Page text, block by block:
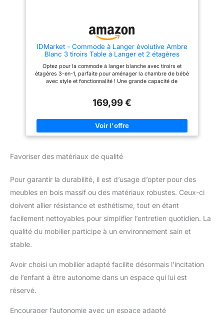
IDMarket - Commode à Langer évolutive Ambre
Blanc 3 tiroirs Table à Langer et 2 étagères
Optez pour la commode à langer blanche avec tiroirs et
étagères 3-en-1, parfaite pour aménager la chambre de bébé
avec style et fonctionnalité ! Une grande capacité de
sécurisée et durable, cette commode à langer garantit une
ergonomique, son design évolutif permet de la conserver
comme meuble de rangement pour plusieurs années !
Dimensions globales : L. 80 x l. 72 x H. 95 cm - Dimensions de
169,99 €
Favoriser des matériaux de qualité
Pour garantir la durabilité, il est d’usage d’opter pour des
meubles en bois massif ou des matériaux robustes. Ceux-ci
doivent allier résistance et esthétisme, tout en étant
facilement nettoyables pour simplifier l’entretien quotidien. La
qualité du mobilier participe à un environnement sain et
stable.
Avoir choisi un mobilier adapté facilite désormais l’incitation
de l’enfant à être autonome dans un espace qui lui est
réservé.
Encourager l’autonomie avec un espace adapté